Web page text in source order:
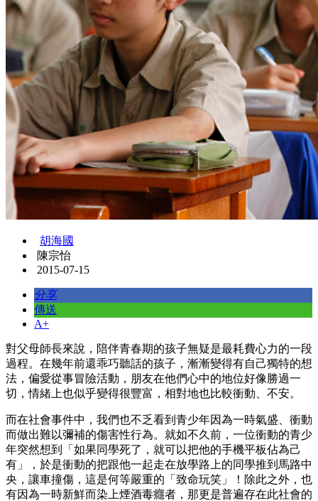
胡海國
陳宗怡
2015-07-15
分享
傳送
A+
對父母師長來說，陪伴青春期的孩子無疑是最耗費心力的一段
過程。在幾年前還乖巧聽話的孩子，漸漸變得有自己獨特的想
法，偏愛從事冒險活動，朋友在他們心中的地位好像勝過一
切，情緒上也似乎變得很豐富，相對地也比較衝動、不安。
而在社會事件中，我們也不乏看到青少年因為一時氣盛、衝動
而做出難以彌補的傷害性行為。就如不久前，一位衝動的青少
年突然想到「如果同學死了，就可以把他的手機平板佔為己
有」，於是衝動的把跟他一起走在放學路上的同學推到馬路中
央，讓車撞傷，這是何等嚴重的「致命玩笑」！除此之外，也
有因為一時新鮮而染上煙酒毒癮者，那更是普遍存在此社會的